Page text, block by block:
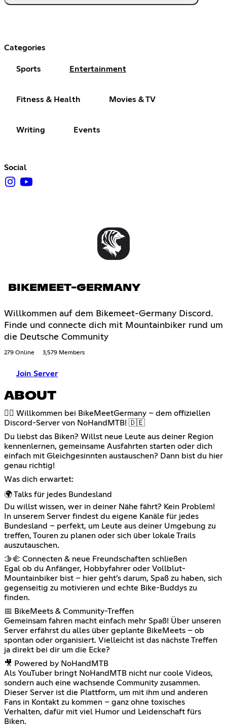
Categories
Sports Entertainment
Fitness & Health Movies & TV
Writing Events
Social
BIKEMEET-GERMANY
Willkommen auf dem Bikemeet-Germany Discord.
Finde und connecte dich mit Mountainbiker rund um
die Deutsche Community
279 Online 3,579 Members
Join Server
ABOUT
🚵‍♂️ Willkommen bei BikeMeetGermany – dem offiziellen
Discord-Server von NoHandMTB! 🇩🇪
Du liebst das Biken? Willst neue Leute aus deiner Region
kennenlernen, gemeinsame Ausfahrten starten oder dich
einfach mit Gleichgesinnten austauschen? Dann bist du hier
genau richtig!
Was dich erwartet:
🌍 Talks für jedes Bundesland
Du willst wissen, wer in deiner Nähe fährt? Kein Problem!
In unserem Server findest du eigene Kanäle für jedes
Bundesland – perfekt, um Leute aus deiner Umgebung zu
treffen, Touren zu planen oder sich über lokale Trails
auszutauschen.
🫱‍🫲 Connecten & neue Freundschaften schließen
Egal ob du Anfänger, Hobbyfahrer oder Vollblut-
Mountainbiker bist – hier geht’s darum, Spaß zu haben, sich
gegenseitig zu motivieren und echte Bike-Buddys zu
finden.
📅 BikeMeets & Community-Treffen
Gemeinsam fahren macht einfach mehr Spaß! Über unseren
Server erfährst du alles über geplante BikeMeets – ob
spontan oder organisiert. Vielleicht ist das nächste Treffen
ja direkt bei dir um die Ecke?
🎥 Powered by NoHandMTB
Als YouTuber bringt NoHandMTB nicht nur coole Videos,
sondern auch eine wachsende Community zusammen.
Dieser Server ist die Plattform, um mit ihm und anderen
Fans in Kontakt zu kommen – ganz ohne toxisches
Verhalten, dafür mit viel Humor und Leidenschaft fürs
Biken.